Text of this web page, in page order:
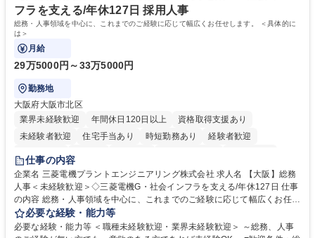
フラを支える/年休127日 採用人事
総務・人事領域を中心に、これまでのご経験に応じて幅広くお任せします。 ＜具体的に
は＞
月給
29万5000円～33万5000円
勤務地
大阪府大阪市北区
業界未経験歓迎
年間休日120日以上
資格取得支援あり
未経験者歓迎
住宅手当あり 時短勤務あり
経験者歓迎
退職金あり
駅近5分以内
土日祝休み 服装自由 寮・社宅あり 食事補助あり
仕事の内容
企業名 三菱電機プラントエンジニアリング株式会社 求人名 【大阪】総務
人事＜未経験歓迎＞◇三菱電機G・社会インフラを支える/年休127日 仕事
の内容 総務・人事領域を中心に、これまでのご経験に応じて幅広くお任せ
します。 ＜具体的には＞ ・総務/人事労務（給与・社保・勤怠管理など）
・採用・教育研修 ・福利厚生運用 など ※基本的には事務所勤務ですが、
必要な経験・能力等
必要な経験・能力等 ＜職種未経験歓迎・業界未経験歓迎＞ ～総務、人事